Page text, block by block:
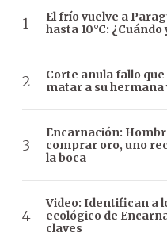
El frío vuelve a
hasta 10°C:
Corte anula fallo
matar a su
Encarnación:
comprar oro, uno
la boca
Video: Identifican a
ecológico de
claves